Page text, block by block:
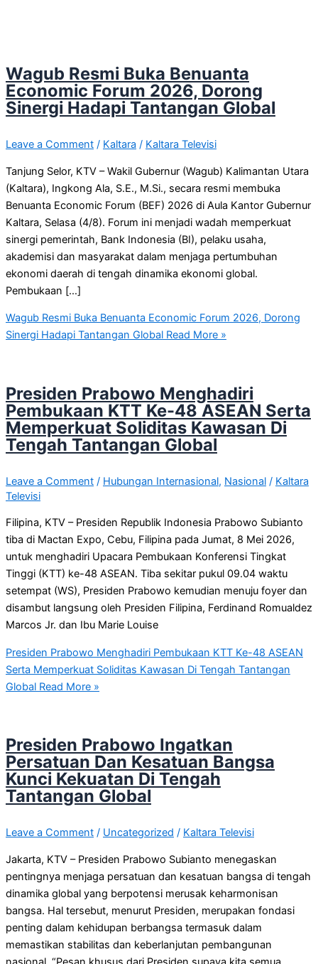
Wagub Resmi Buka Benuanta
Economic Forum 2026, Dorong
Sinergi Hadapi Tantangan Global
Leave a Comment / Kaltara / Kaltara Televisi
Tanjung Selor, KTV – Wakil Gubernur (Wagub) Kalimantan Utara
(Kaltara), Ingkong Ala, S.E., M.Si., secara resmi membuka
Benuanta Economic Forum (BEF) 2026 di Aula Kantor Gubernur
Kaltara, Selasa (4/8). Forum ini menjadi wadah memperkuat
sinergi pemerintah, Bank Indonesia (BI), pelaku usaha,
akademisi dan masyarakat dalam menjaga pertumbuhan
ekonomi daerah di tengah dinamika ekonomi global.
Pembukaan […]
Wagub Resmi Buka Benuanta Economic Forum 2026, Dorong
Sinergi Hadapi Tantangan Global Read More »
Presiden Prabowo Menghadiri
Pembukaan KTT Ke-48 ASEAN Serta
Memperkuat Soliditas Kawasan Di
Tengah Tantangan Global
Leave a Comment / Hubungan Internasional, Nasional / Kaltara
Televisi
Filipina, KTV – Presiden Republik Indonesia Prabowo Subianto
tiba di Mactan Expo, Cebu, Filipina pada Jumat, 8 Mei 2026,
untuk menghadiri Upacara Pembukaan Konferensi Tingkat
Tinggi (KTT) ke-48 ASEAN. Tiba sekitar pukul 09.04 waktu
setempat (WS), Presiden Prabowo kemudian menuju foyer dan
disambut langsung oleh Presiden Filipina, Ferdinand Romualdez
Marcos Jr. dan Ibu Marie Louise
Presiden Prabowo Menghadiri Pembukaan KTT Ke-48 ASEAN
Serta Memperkuat Soliditas Kawasan Di Tengah Tantangan
Global Read More »
Presiden Prabowo Ingatkan
Persatuan Dan Kesatuan Bangsa
Kunci Kekuatan Di Tengah
Tantangan Global
Leave a Comment / Uncategorized / Kaltara Televisi
Jakarta, KTV – Presiden Prabowo Subianto menegaskan
pentingnya menjaga persatuan dan kesatuan bangsa di tengah
dinamika global yang berpotensi merusak keharmonisan
bangsa. Hal tersebut, menurut Presiden, merupakan fondasi
penting dalam kehidupan berbangsa termasuk dalam
memastikan stabilitas dan keberlanjutan pembangunan